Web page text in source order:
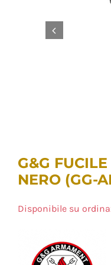
G&G
NERO (GG-
Disponibile su